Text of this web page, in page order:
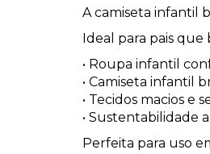
A camiseta infantil
Ideal para pais que
• Roupa infantil
• Camiseta infantil
• Tecidos macios e
• Sustentabilidade
Perfeita para uso